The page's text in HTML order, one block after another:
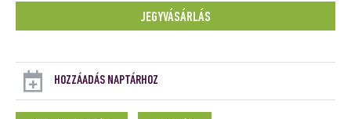
JEGYVÁSÁRLÁS
HOZZÁADÁS NAPTÁRHOZ